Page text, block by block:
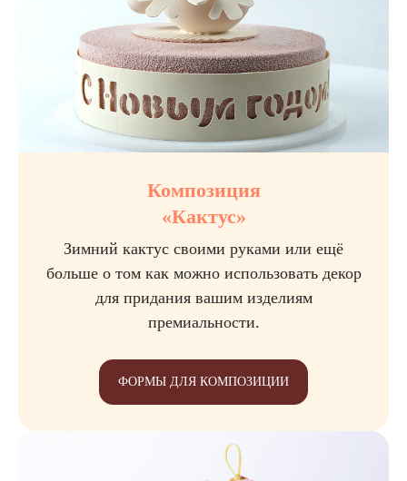
Композиция
«Кактус»
Зимний кактус своими руками или ещё
больше о том как можно использовать декор
для придания вашим изделиям
премиальности.
ФОРМЫ ДЛЯ КОМПОЗИЦИИ